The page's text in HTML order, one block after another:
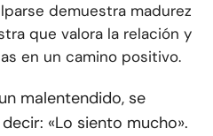
demuestra madurez
que valora la relación y
en un camino positivo.
malentendido, se
«Lo siento mucho».